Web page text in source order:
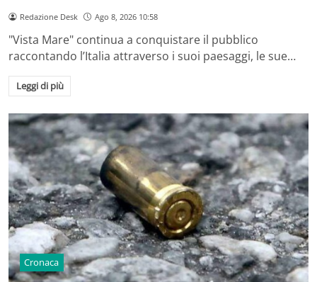
Redazione Desk Ago 8, 2026 10:58
"Vista Mare" continua a conquistare il pubblico
raccontando l’Italia attraverso i suoi paesaggi, le sue…
Leggi di più
Cronaca